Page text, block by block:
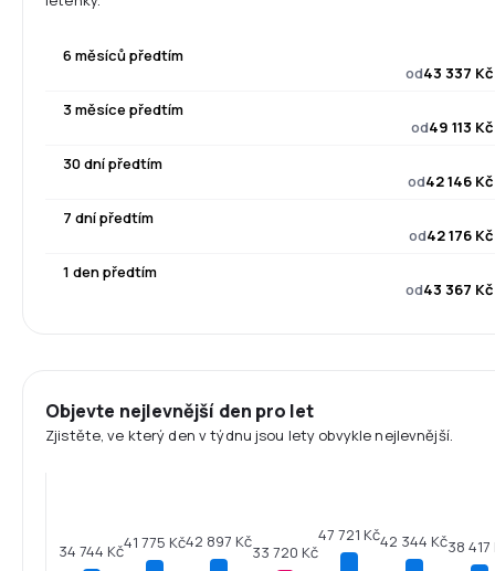
6 měsíců předtím
od43 337 Kč
3 měsíce předtím
od49 113 Kč
30 dní předtím
od42 146 Kč
7 dní předtím
od42 176 Kč
1 den předtím
od43 367 Kč
Objevte nejlevnější den pro let
Zjistěte, ve který den v týdnu jsou lety obvykle nejlevnější.
34 744 Kč41 775 Kč42 897 Kč
33 720 Kč
47 721 Kč42 344 Kč38 417